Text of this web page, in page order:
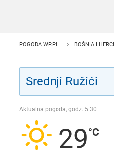
POGODA WP.PL BOŚNIA I
Aktualna pogoda, godz. 5:30
29